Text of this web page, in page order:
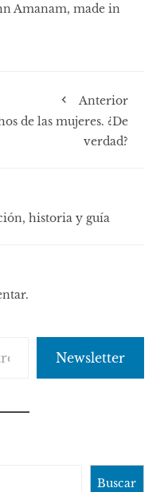
Amanam, made in
Anterior
de las mujeres. ¿De
verdad?
historia y guía
Newsletter
Buscar